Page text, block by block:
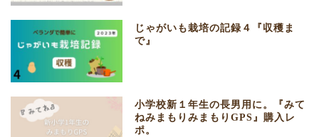
じゃがいも栽培の記録４『収穫ま
で』
小学校新１年生の長男用に。『みて
ねみまもりみまもりGPS』購入レ
ポ。